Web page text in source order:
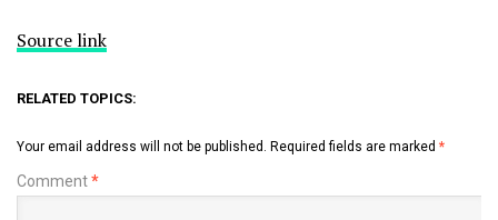
Source link
RELATED TOPICS:
Your email address will not be published. Required fields are marked *
Comment*